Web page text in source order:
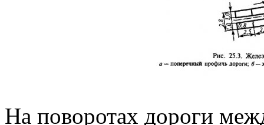
На поворотах дороги